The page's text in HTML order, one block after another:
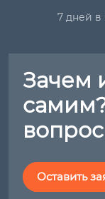
7 дней в
Зачем
Оставить